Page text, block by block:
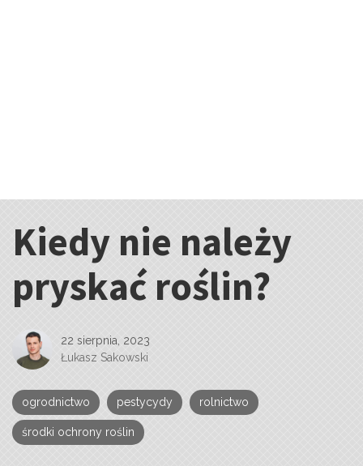
Kategorie:
Kiedy nie należy
pryskać roślin?
22 sierpnia, 2023
Łukasz Sakowski
ogrodnictwo pestycydy rolnictwo
środki ochrony roślin